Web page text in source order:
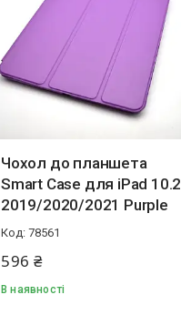
Чохол до планшета
Smart Case для iPad 10.2
2019/2020/2021 Purple
78561
596 ₴
В наявності